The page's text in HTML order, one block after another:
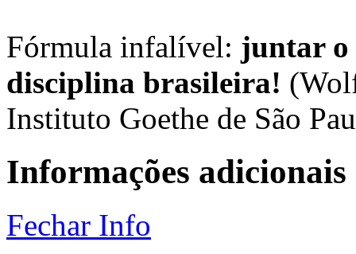
Fórmula infalível: juntar o
disciplina brasileira!
Instituto Goethe de São
Informações adicionais
Fechar Info